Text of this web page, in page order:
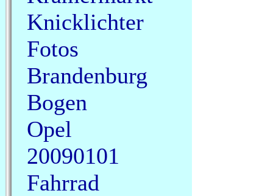
Knicklichter
Fotos
Brandenburg
Bogen
Opel
20090101
Fahrrad